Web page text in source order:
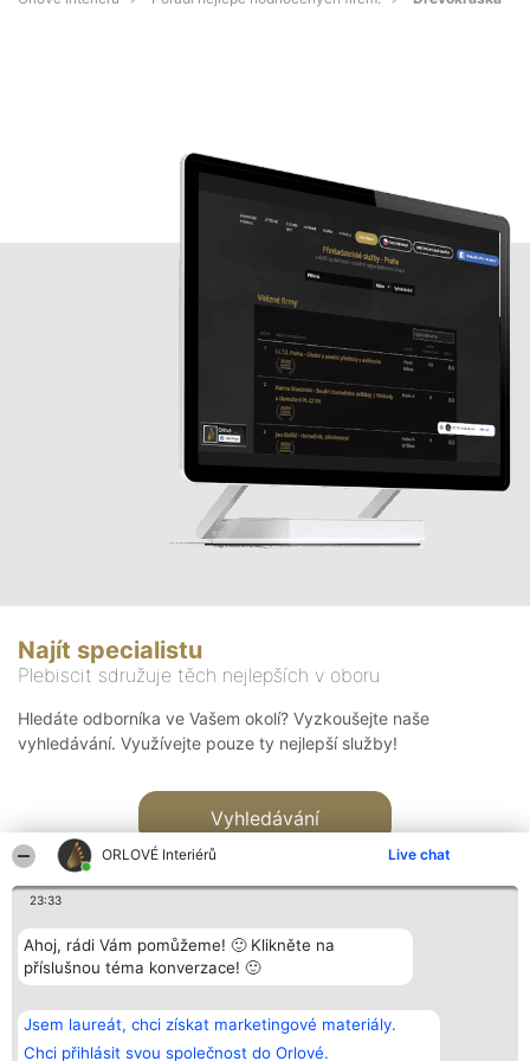
ORLOVÉ Interiérů Live chat
23:33
Ahoj, rádi Vám pomůžeme! 🙂 Klikněte na
příslušnou téma konverzace! 🙂
Jsem laureát, chci získat marketingové materiály.
Chci přihlásit svou společnost do Orlové.
Najít specialistu
Plebiscit sdružuje těch nejlepších v oboru
Hledáte odborníka ve Vašem okolí? Vyzkoušejte naše
vyhledávání. Využívejte pouze ty nejlepší služby!
Vyhledávání
Bright Side Solutions sp. z o.
o. sp. k.
ul. Ruska 22
Vítězové
Seznam všech
laureátů
Kontakt